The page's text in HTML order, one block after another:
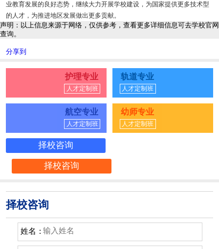
业教育发展的良好态势，继续大力开展学校建设，为国家提供更多技术型
的人才，为推进地区发展做出更多贡献。
声明：以上信息来源于网络，仅供参考，查看更多详细信息可去学校官网
查询。
分享到
护理专业
人才定制班
轨道专业
人才定制班
航空专业
人才定制班
幼师专业
人才定制班
择校咨询
择校咨询
择校咨询
姓名：